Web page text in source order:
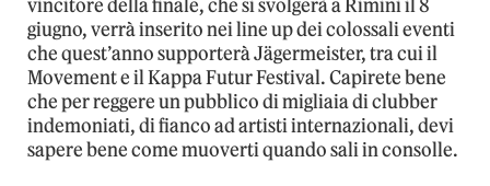
vincitore della finale, che si svolgerà a Rimini il 8
giugno, verrà inserito nei line up dei colossali eventi
che quest’anno supporterà Jägermeister, tra cui il
Movement e il Kappa Futur Festival. Capirete bene
che per reggere un pubblico di migliaia di clubber
indemoniati, di fianco ad artisti internazionali, devi
sapere bene come muoverti quando sali in consolle.